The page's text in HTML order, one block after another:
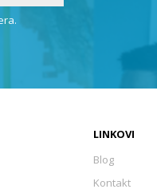
LINKOVI
Blog
Kontakt